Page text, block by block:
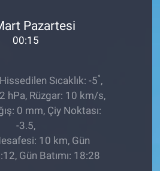
Pazartesi
00:15
Sıcaklık: -5°,
hPa, Rüzgar: 10 km/s,
0 mm, Çiy Noktası:
-3.5,
10 km, Gün
Gün Batımı: 18:28